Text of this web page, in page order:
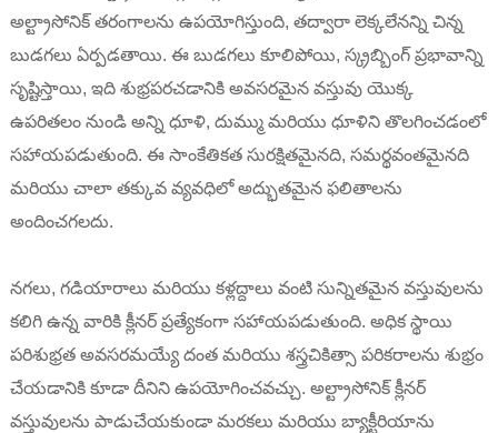
అల్ట్రాసోనిక్ తరంగాలను ఉపయోగిస్తుంది, తద్వారా లెక్కలేనన్ని చిన్న
బుడగలు ఏర్పడతాయి. ఈ బుడగలు కూలిపోయి, స్క్రబ్బింగ్ ప్రభావాన్ని
సృష్టిస్తాయి, ఇది శుభ్రపరచడానికి అవసరమైన వస్తువు యొక్క
ఉపరితలం నుండి అన్ని ధూళి, దుమ్ము మరియు ధూళిని తొలగించడంలో
సహాయపడుతుంది. ఈ సాంకేతికత సురక్షితమైనది, సమర్థవంతమైనది
మరియు చాలా తక్కువ వ్యవధిలో అద్భుతమైన ఫలితాలను
అందించగలదు.
నగలు, గడియారాలు మరియు కళ్లద్దాలు వంటి సున్నితమైన వస్తువులను
కలిగి ఉన్న వారికి క్లీనర్ ప్రత్యేకంగా సహాయపడుతుంది. అధిక స్థాయి
పరిశుభ్రత అవసరమయ్యే దంత మరియు శస్త్రచికిత్సా పరికరాలను శుభ్రం
చేయడానికి కూడా దీనిని ఉపయోగించవచ్చు. అల్ట్రాసోనిక్ క్లీనర్
వస్తువులను పాడుచేయకుండా మరకలు మరియు బ్యాక్టీరియాను